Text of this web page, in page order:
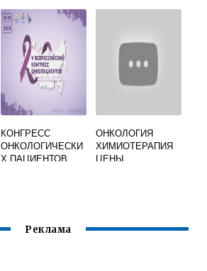
КОНГРЕСС
ОНКОЛОГИЧЕСКИ
Х ПАЦИЕНТОВ
ОНКОЛОГИЯ
ХИМИОТЕРАПИЯ
ЦЕНЫ
Реклама